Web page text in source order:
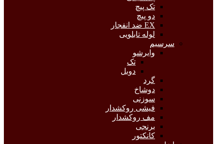
تک پیچ
دو پیچ
EX ضد انفجار
لوله تابلویی
سرسیم
وایرشو
تک
دوبل
گرد
دوشاخ
سوزنی
فیشی روکشدار
مف روکشدار
برنجی
کانکتور